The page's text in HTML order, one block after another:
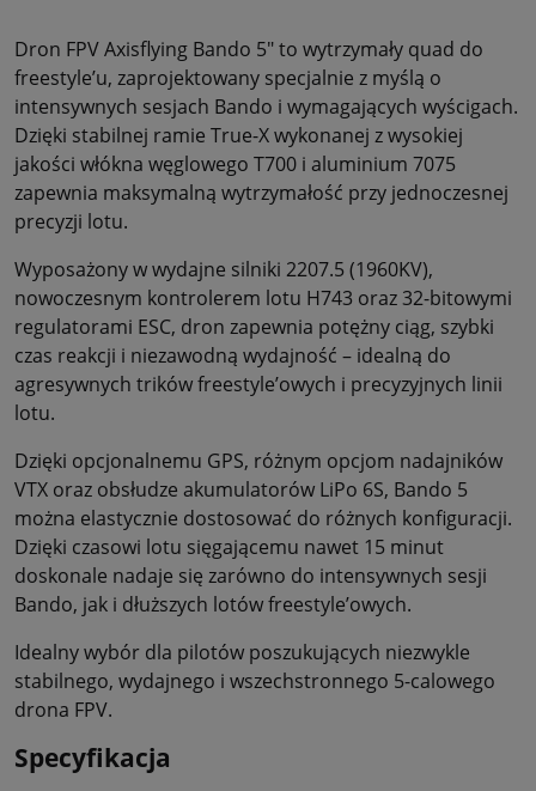
Dron FPV Axisflying Bando 5" to wytrzymały quad do
freestyle’u, zaprojektowany specjalnie z myślą o
intensywnych sesjach Bando i wymagających wyścigach.
Dzięki stabilnej ramie True-X wykonanej z wysokiej
jakości włókna węglowego T700 i aluminium 7075
zapewnia maksymalną wytrzymałość przy jednoczesnej
precyzji lotu.
Wyposażony w wydajne silniki 2207.5 (1960KV),
nowoczesnym kontrolerem lotu H743 oraz 32-bitowymi
regulatorami ESC, dron zapewnia potężny ciąg, szybki
czas reakcji i niezawodną wydajność – idealną do
agresywnych trików freestyle’owych i precyzyjnych linii
lotu.
Dzięki opcjonalnemu GPS, różnym opcjom nadajników
VTX oraz obsłudze akumulatorów LiPo 6S, Bando 5
można elastycznie dostosować do różnych konfiguracji.
Dzięki czasowi lotu sięgającemu nawet 15 minut
doskonale nadaje się zarówno do intensywnych sesji
Bando, jak i dłuższych lotów freestyle’owych.
Idealny wybór dla pilotów poszukujących niezwykle
stabilnego, wydajnego i wszechstronnego 5-calowego
drona FPV.
Specyfikacja